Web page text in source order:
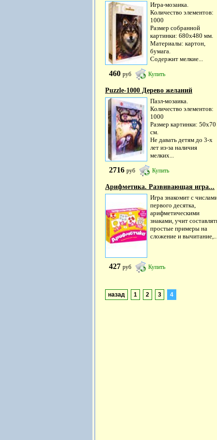
Игра-мозаика.
Количество элементов:
1000
Размер собранной
картинки: 680х480 мм.
Материалы: картон,
бумага.
Содержит мелкие...
460 руб Купить
Puzzle-1000 Дерево желаний
Пазл-мозаика.
Количество элементов:
1000
Размер картинки: 50х70
см.
Не давать детям до 3-х
лет из-за наличия
мелких...
2716 руб Купить
Арифметика. Развивающая игра...
Игра знакомит с
первого десятка,
арифметическими
знаками, учит
простые примеры на
сложение и
427 руб Купить
назад 1 2 3 4